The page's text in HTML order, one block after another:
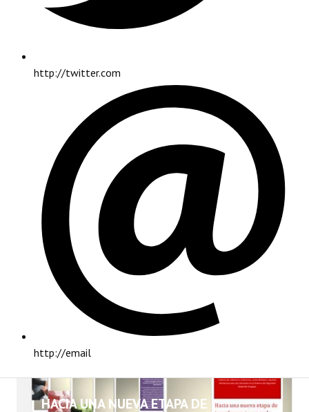
http://twitter.com
http://email
INSTITUCIONAL
NOTICIAS
HACIA UNA NUEVA ETAPA DE